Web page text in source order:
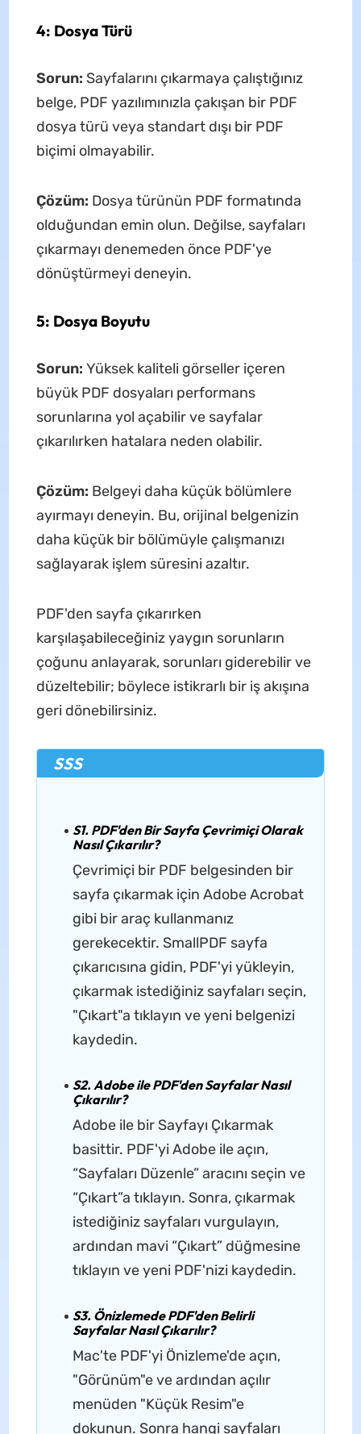
4: Dosya Türü
Sorun: Sayfalarını çıkarmaya çalıştığınız
belge, PDF yazılımınızla çakışan bir PDF
dosya türü veya standart dışı bir PDF
biçimi olmayabilir.
Çözüm: Dosya türünün PDF formatında
olduğundan emin olun. Değilse, sayfaları
çıkarmayı denemeden önce PDF'ye
dönüştürmeyi deneyin.
5: Dosya Boyutu
Sorun: Yüksek kaliteli görseller içeren
büyük PDF dosyaları performans
sorunlarına yol açabilir ve sayfalar
çıkarılırken hatalara neden olabilir.
Çözüm: Belgeyi daha küçük bölümlere
ayırmayı deneyin. Bu, orijinal belgenizin
daha küçük bir bölümüyle çalışmanızı
sağlayarak işlem süresini azaltır.
PDF'den sayfa çıkarırken
karşılaşabileceğiniz yaygın sorunların
çoğunu anlayarak, sorunları giderebilir ve
düzeltebilir; böylece istikrarlı bir iş akışına
geri dönebilirsiniz.
SSS
S1. PDF'den Bir Sayfa Çevrimiçi Olarak
Nasıl Çıkarılır?
Çevrimiçi bir PDF belgesinden bir
sayfa çıkarmak için Adobe Acrobat
gibi bir araç kullanmanız
gerekecektir. SmallPDF sayfa
çıkarıcısına gidin, PDF'yi yükleyin,
çıkarmak istediğiniz sayfaları seçin,
"Çıkart"a tıklayın ve yeni belgenizi
kaydedin.
S2. Adobe ile PDF'den Sayfalar Nasıl
Çıkarılır?
Adobe ile bir Sayfayı Çıkarmak
basittir. PDF'yi Adobe ile açın,
“Sayfaları Düzenle” aracını seçin ve
“Çıkart”a tıklayın. Sonra, çıkarmak
istediğiniz sayfaları vurgulayın,
ardından mavi “Çıkart” düğmesine
tıklayın ve yeni PDF'nizi kaydedin.
S3. Önizlemede PDF'den Belirli
Sayfalar Nasıl Çıkarılır?
Mac'te PDF'yi Önizleme'de açın,
"Görünüm"e ve ardından açılır
menüden "Küçük Resim"e
dokunun. Sonra hangi sayfaları